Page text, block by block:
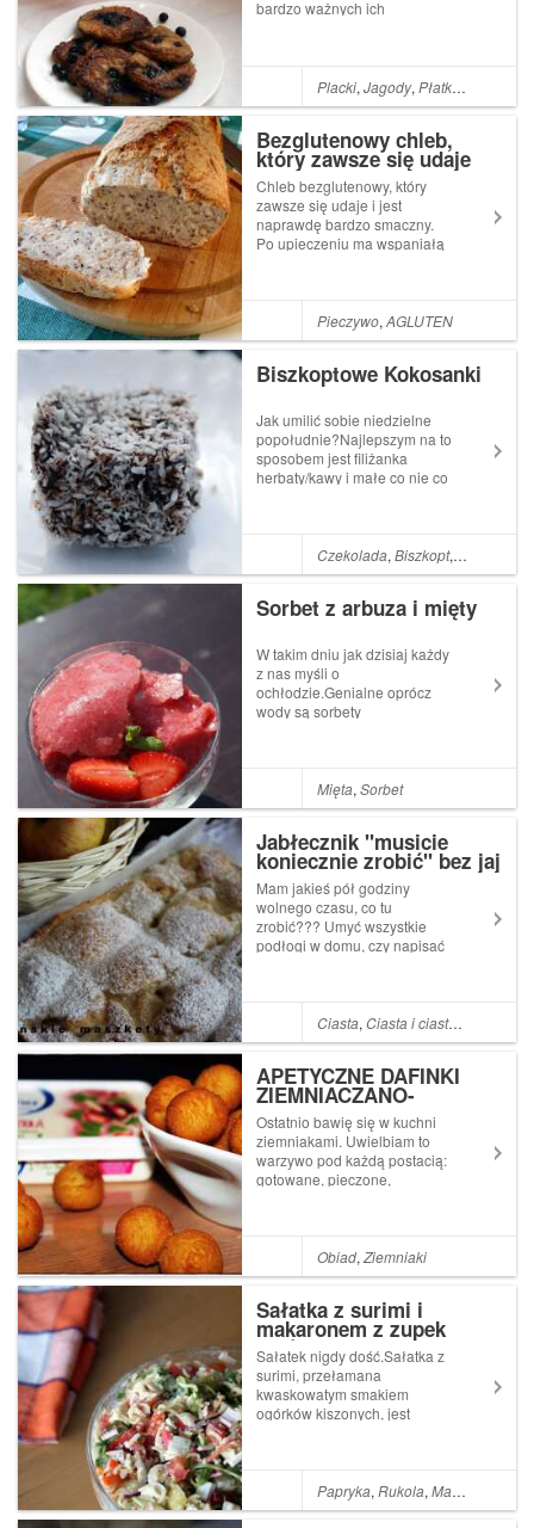
bardzo ważnych ich
obiad lub kiedy po prostu
trzeba zjeść coś "na szybko",
Placki,Jagody,Płatki owsiane
Bezglutenowy chleb,
który zawsze się udaje
Chleb bezglutenowy, który
zawsze się udaje i jest
naprawdę bardzo smaczny.
Po upieczeniu ma wspaniałą
go już kilkakrotnie i efekt za
każdym razem dokonały. P...
Pieczywo,AGLUTEN
Biszkoptowe Kokosanki
Jak umilić sobie niedzielne
popołudnie?Najlepszym na to
sposobem jest filiżanka
herbaty/kawy i małe co nie co
smakować.To co?
KOKOSANKI :)Składniki:3/4
Czekolada,Biszkopt, Wiórki
Sorbet z arbuza i mięty
W takim dniu jak dzisiaj każdy
z nas myśli o
ochłodzie.Genialne oprócz
wody są sorbety
zachciewajki móc się nimi
raczyć. Sorbety można robić z
dużej zawartośc...
Mięta,Sorbet
Jabłecznik "musicie
koniecznie zrobić" bez jaj
Mam jakieś pół godziny
wolnego czasu, co tu
zrobić??? Umyć wszystkie
podłogi w domu, czy napisać
uciekną :-) a ja mam dla Was
bardzo fajny przepis na
Ciasta,Ciasta i ciasteczka
APETYCZNE DAFINKI
ZIEMNIACZANO-
SEROWE
Ostatnio bawię się w kuchni
ziemniakami. Uwielbiam to
warzywo pod każdą postacią:
gotowane, pieczone,
Połączenie to niebo w gębie.
A moja dieta? Odeszła dziś
Obiad,Ziemniaki
Sałatka z surimi i
makaronem z zupek
chińskich
Sałatek nigdy dość.Sałatka z
surimi, przełamana
kwaskowatym smakiem
ogórków kiszonych, jest
czy po prostu w ramach lunch
box'u do pracy.Znika tak samo
Papryka,Rukola,Makaron z zupek chińskich